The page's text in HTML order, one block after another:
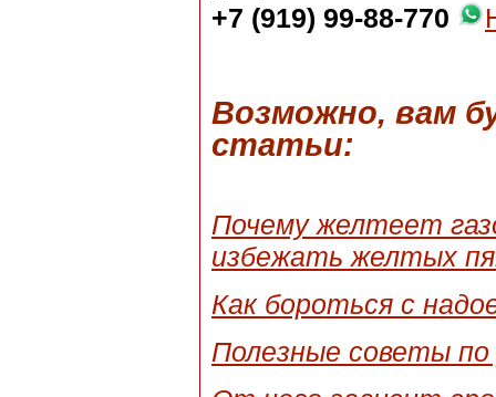
+7 (919) 99-88-770
Возможно, вам
статьи:
Почему желтеет
избежать желтых
Как бороться с
Полезные советы по